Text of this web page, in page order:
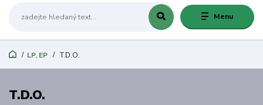
Menu
LP, EP T.D.O.
T.D.O.